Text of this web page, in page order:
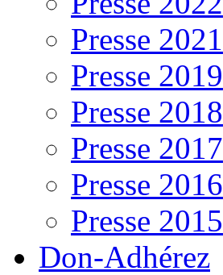
Presse 2021
Presse 2019
Presse 2018
Presse 2017
Presse 2016
Presse 2015
Don-Adhérez